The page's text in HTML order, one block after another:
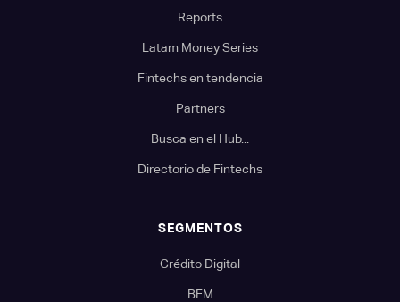
Reports
Latam Money Series
Fintechs en tendencia
Partners
Busca en el Hub...
Directorio de Fintechs
SEGMENTOS
Crédito Digital
BFM